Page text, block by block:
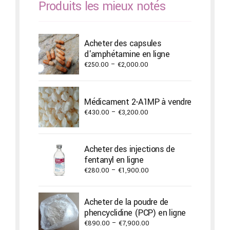
Produits les mieux notés
Acheter des capsules
d'amphétamine en ligne
€250.00 – €2,000.00
through
€2,000.00
Médicament 2-A1MP à vendre
€430.00 – €3,200.00
through
€3,200.00
Acheter des injections de
fentanyl en ligne
€280.00 – €1,900.00
through
€1,900.00
Acheter de la poudre de
phencyclidine (PCP) en ligne
€890.00 – €7,900.00